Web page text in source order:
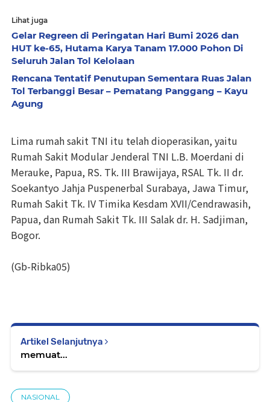
Lihat juga
Gelar Regreen di Peringatan Hari Bumi 2026 dan
HUT ke-65, Hutama Karya Tanam 17.000 Pohon Di
Seluruh Jalan Tol Kelolaan
Rencana Tentatif Penutupan Sementara Ruas Jalan
Tol Terbanggi Besar – Pematang Panggang – Kayu
Agung
Lima rumah sakit TNI itu telah dioperasikan, yaitu
Rumah Sakit Modular Jenderal TNI L.B. Moerdani di
Merauke, Papua, RS. Tk. III Brawijaya, RSAL Tk. II dr.
Soekantyo Jahja Puspenerbal Surabaya, Jawa Timur,
Rumah Sakit Tk. IV Timika Kesdam XVII/Cendrawasih,
Papua, dan Rumah Sakit Tk. III Salak dr. H. Sadjiman,
Bogor.
(Gb-Ribka05)
Artikel Selanjutnya
memuat...
NASIONAL